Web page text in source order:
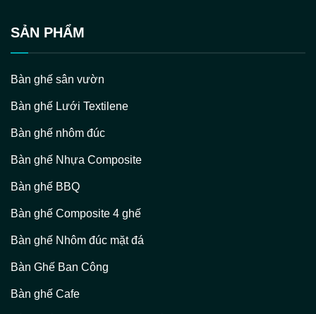
SẢN PHẨM
Bàn ghế sân vườn
Bàn ghế Lưới Textilene
Bàn ghế nhôm đúc
Bàn ghế Nhựa Composite
Bàn ghế BBQ
Bàn ghế Composite 4 ghế
Bàn ghế Nhôm đúc mặt đá
Bàn Ghế Ban Công
Bàn ghế Cafe